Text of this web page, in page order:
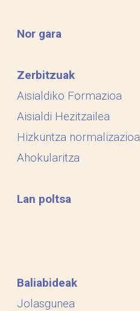
Nor gara
Zerbitzuak
Aisialdiko Formazioa
Aisialdi Hezitzailea
Hizkuntza normalizazioa
Ahokularitza
Lan poltsa
Baliabideak
Jolasgunea